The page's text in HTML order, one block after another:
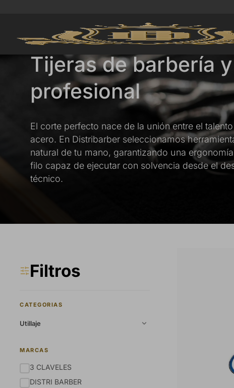
Tijeras de barbería
profesional
El corte perfecto nace de la unión entre el
acero. En Distribarber seleccionamos
natural de tu mano, garantizando una
filo capaz de ejecutar con solvencia desde el
técnico.
Filtros
CATEGORIAS
Utillaje
MARCAS
3 CLAVELES
DISTRI BARBER